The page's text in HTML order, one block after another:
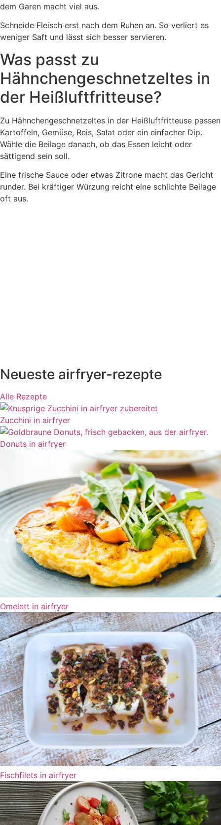
dem Garen macht viel aus.
Schneide Fleisch erst nach dem Ruhen an. So verliert es
weniger Saft und lässt sich besser servieren.
Was passt zu
Hähnchengeschnetzeltes in
der Heißluftfritteuse?
Zu Hähnchengeschnetzeltes in der Heißluftfritteuse passen
Kartoffeln, Gemüse, Reis, Salat oder ein einfacher Dip.
Wähle die Beilage danach, ob das Essen leicht oder
sättigend sein soll.
Eine frische Sauce oder etwas Zitrone macht das Gericht
runder. Bei kräftiger Würzung reicht eine schlichte Beilage
oft aus.
Neueste airfryer-rezepte
Alle Rezepte
Zucchini in airfryer
Donuts in airfryer
Omelett in airfryer
Fischfilets in airfryer